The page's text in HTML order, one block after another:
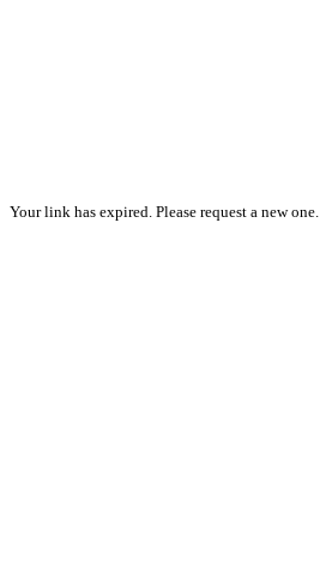
Your link has expired. Please request a new one.